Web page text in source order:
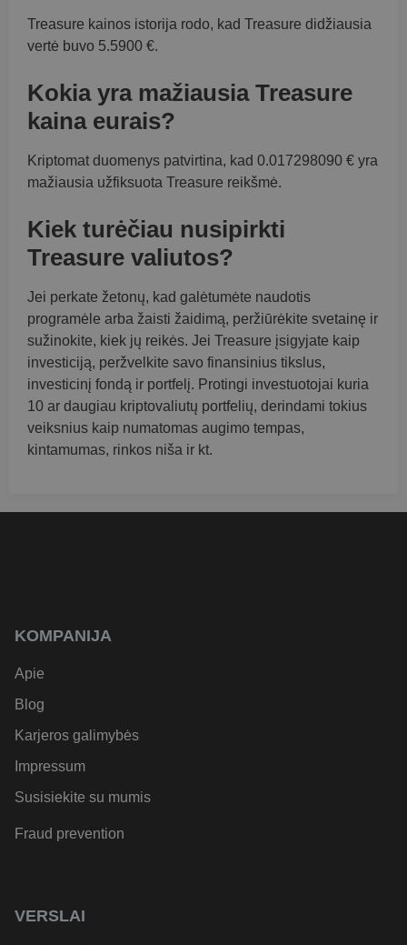
Treasure kainos istorija rodo, kad Treasure didžiausia
vertė buvo 5.5900 €.
Kokia yra mažiausia Treasure
kaina eurais?
Kriptomat duomenys patvirtina, kad 0.017298090 € yra
mažiausia užfiksuota Treasure reikšmė.
Kiek turėčiau nusipirkti
Treasure valiutos?
Jei perkate žetonų, kad galėtumėte naudotis
programėle arba žaisti žaidimą, peržiūrėkite svetainę ir
sužinokite, kiek jų reikės. Jei Treasure įsigyjate kaip
investiciją, peržvelkite savo finansinius tikslus,
investicinį fondą ir portfelį. Protingi investuotojai kuria
10 ar daugiau kriptovaliutų portfelių, derindami tokius
veiksnius kaip numatomas augimo tempas,
kintamumas, rinkos niša ir kt.
KOMPANIJA
Apie
Blog
Karjeros galimybės
Impressum
Susisiekite su mumis
Fraud prevention
VERSLAI